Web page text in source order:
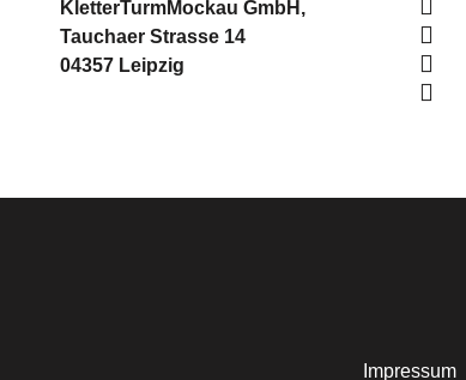
KletterTurmMockau GmbH,
Tauchaer Strasse 14
04357 Leipzig
Impressum